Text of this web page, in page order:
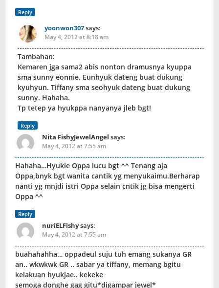
Reply
yoonwon307says:
May 4, 2012 at 8:18 am
Tambahan:
Kemaren jga sama2 abis nonton dramusnya kyuppa
sma sunny eonnie. Eunhyuk dateng buat dukung
kyuhyun. Tiffany sma seohyuk dateng buat dukung
sunny. Hahaha.
Tp tetep ya hyukppa nanyanya jleb bgt!
Reply
Nita FishyJewelAngel says:
May 4, 2012 at 7:55 am
Hahaha…Hyukie Oppa lucu bgt ^^ Tenang aja
Oppa,bnyk bgt wanita cantik yg menyukaimu.Berharap
nanti yg mnjdi istri Oppa selain cntik jg bisa mengerti
Oppa ^^
Reply
nuriELFishysays:
May 4, 2012 at 7:55 am
buahahahha… oppadeul suju tuh emang sukanya GR
an.. wkwkwk GR .. sabar ya tiffany, memang bgitu
kelakuan hyukjae.. kekeke
semoga donghe gag gitu*digampar jewel*